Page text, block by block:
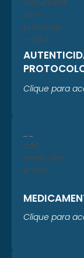
Clique para
Clique para